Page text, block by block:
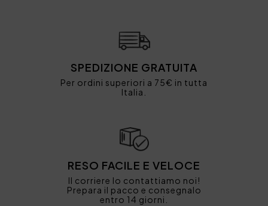
SPEDIZIONE GRATUITA
Per ordini superiori a 75€ in tutta
Italia.
RESO FACILE E VELOCE
Il corriere lo contattiamo noi!
Prepara il pacco e consegnalo
entro 14 giorni.